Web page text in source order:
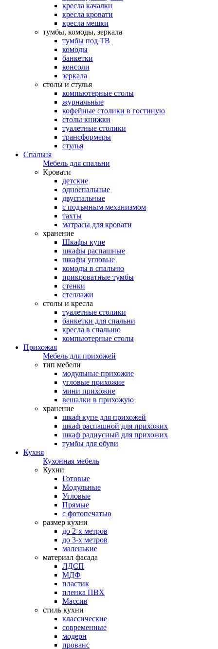
кресла качалки
кресла кровати
кресла мешки
тумбы, комоды, зеркала
тумбы под ТВ
комоды
банкетки
консоли
зеркала
столы и стулья
компьютерные столы
журнальные
кофейные столики в гостиную
столы книжки
туалетные столики
трансформеры
стулья
Спальня
Мебель для спальни
Кровати
детские
односпальные
двуспальные
с подъмным механизмом
тахты
матрасы для кровати
хранение
Шкафы купе
шкафы распашные
шкафы угловые
комоды в спальню
прикроватные тумбы
стенки
стеллажи
столы и кресла
туалетные столики
банкетки для спальни
кресла в спальню
компьютерные столы
Прихожая
Мебель для прихожей
тип мебели
модульные прихожие
угловые прихожие
мини прихожие
вешалки в прихожую
хранение
шкаф купе для прихожей
шкаф распашной для прихожих
шкаф радиусный для прихожих
тумбы для обуви
Кухня
Кухонная мебель
Кухни
Готовые
Модульные
Угловые
Прямые
с фотопечатью
размер кухни
до 2-х метров
до 3-х метров
маленькие
материал фасада
ЛДСП
МДФ
пластик
пленка ПВХ
Массив
стиль кухни
классические
современные
модерн
прованс